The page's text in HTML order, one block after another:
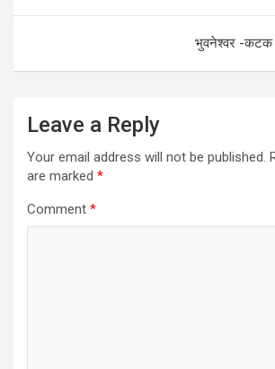
भुवनेश्वर -कटक
Leave a Reply
Your email address will not be published.
are marked *
Comment *